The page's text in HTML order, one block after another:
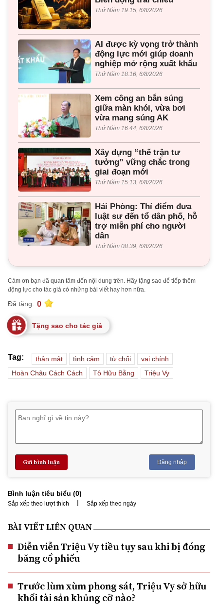
Thứ Năm 19:15, 6/8/2026
AI được kỳ vọng trở thành
động lực mới giúp doanh
nghiệp mở rộng xuất khẩu
Thứ Năm 18:16, 6/8/2026
Xem công an bắn súng
giữa màn khói, vừa bơi
vừa mang súng AK
Thứ Năm 16:44, 6/8/2026
Xây dựng “thế trận tư
tưởng” vững chắc trong
giai đoạn mới
Thứ Năm 15:13, 6/8/2026
Hải Phòng: Thí điểm đưa
luật sư đến tổ dân phố, hỗ
trợ miễn phí cho người
dân
Thứ Năm 08:39, 6/8/2026
Cảm ơn bạn đã quan tâm đến nội dung trên. Hãy tặng sao để tiếp thêm
động lực cho tác giả có những bài viết hay hơn nữa.
Đã tặng: 0
Tặng sao cho tác giả
Tag: thân mật tình cảm từ chối
vai chính
Hoàn Châu Cách Cách
Tô Hữu Bằng Triệu Vy
Gửi bình luận Đăng nhập
Bình luận tiêu biểu (0)
Sắp xếp theo lượt thích | Sắp xếp theo ngày
BÀI VIẾT LIÊN QUAN
Diễn viễn Triệu Vy tiều tụy sau khi bị đóng
băng cổ phiếu
Trước lùm xùm phong sát, Triệu Vy sở hữu
khối tài sản khủng cỡ nào?